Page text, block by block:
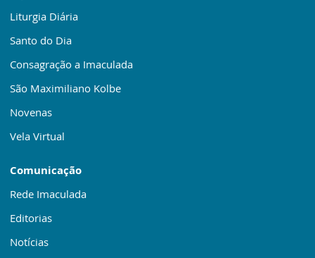
Liturgia Diária
Santo do Dia
Consagração a Imaculada
São Maximiliano Kolbe
Novenas
Vela Virtual
Comunicação
Rede Imaculada
Editorias
Notícias